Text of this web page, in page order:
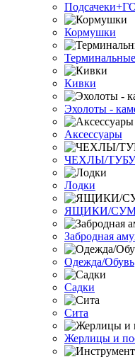
Кормушки
Кивки
Эхолоты -
Аксессуары
ЧЕХЛЫ/
Лодки
ЯЩИКИ/
Забродная
Одежда/Обувь
Садки
Сита
Жерлицы и